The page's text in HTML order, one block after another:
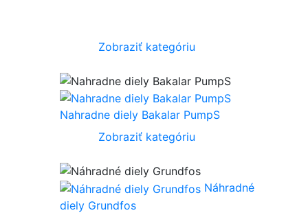
Zobraziť kategóriu
Nahradne diely Bakalar PumpS
Zobraziť kategóriu
Náhradné
diely Grundfos